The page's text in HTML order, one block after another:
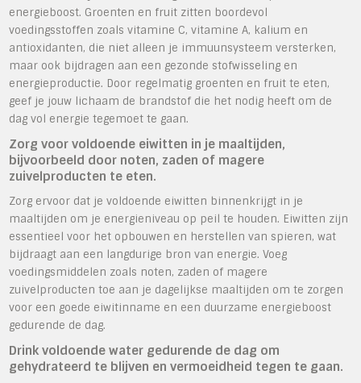
energieboost. Groenten en fruit zitten boordevol
voedingsstoffen zoals vitamine C, vitamine A, kalium en
antioxidanten, die niet alleen je immuunsysteem versterken,
maar ook bijdragen aan een gezonde stofwisseling en
energieproductie. Door regelmatig groenten en fruit te eten,
geef je jouw lichaam de brandstof die het nodig heeft om de
dag vol energie tegemoet te gaan.
Zorg voor voldoende eiwitten in je maaltijden,
bijvoorbeeld door noten, zaden of magere
zuivelproducten te eten.
Zorg ervoor dat je voldoende eiwitten binnenkrijgt in je
maaltijden om je energieniveau op peil te houden. Eiwitten zijn
essentieel voor het opbouwen en herstellen van spieren, wat
bijdraagt aan een langdurige bron van energie. Voeg
voedingsmiddelen zoals noten, zaden of magere
zuivelproducten toe aan je dagelijkse maaltijden om te zorgen
voor een goede eiwitinname en een duurzame energieboost
gedurende de dag.
Drink voldoende water gedurende de dag om
gehydrateerd te blijven en vermoeidheid tegen te gaan.